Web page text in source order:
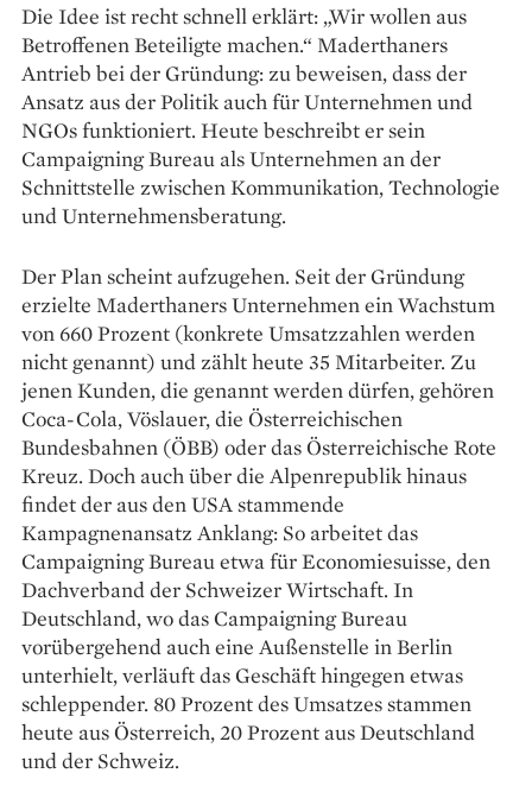
Die Idee ist recht schnell erklärt: „Wir wollen aus
Betroffenen Beteiligte machen.“ Maderthaners
Antrieb bei der Gründung: zu beweisen, dass der
Ansatz aus der Politik auch für Unternehmen und
NGOs funktioniert. Heute beschreibt er sein
Campaigning Bureau als Unternehmen an der
Schnittstelle zwischen Kommunikation, Technologie
und Unternehmensberatung.
Der Plan scheint aufzugehen. Seit der Gründung
erzielte Maderthaners Unternehmen ein Wachstum
von 660 Prozent (konkrete Umsatzzahlen werden
nicht genannt) und zählt heute 35 Mitarbeiter. Zu
jenen Kunden, die genannt werden dürfen, gehören
Coca-Cola, Vöslauer, die Österreichischen
Bundesbahnen (ÖBB) oder das Österreichische Rote
Kreuz. Doch auch über die Alpenrepublik hinaus
findet der aus den USA stammende
Kampagnenansatz Anklang: So arbeitet das
Campaigning Bureau etwa für Economiesuisse, den
Dachverband der Schweizer Wirtschaft. In
Deutschland, wo das Campaigning Bureau
vorübergehend auch eine Außenstelle in Berlin
unterhielt, verläuft das Geschäft hingegen etwas
schleppender. 80 Prozent des Umsatzes stammen
heute aus Österreich, 20 Prozent aus Deutschland
und der Schweiz.